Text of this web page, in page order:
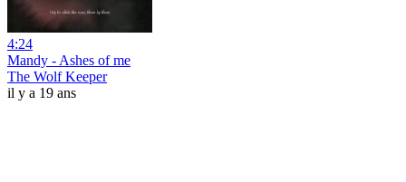
4:24
Mandy - Ashes of me
The Wolf Keeper
il y a 19 ans